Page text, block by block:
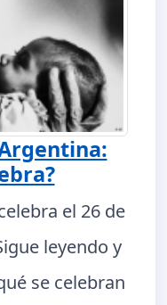
el 26 de
leyendo y
se celebran